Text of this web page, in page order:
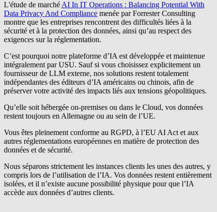
L'étude de marché AI In IT Operations : Balancing Potential With
Data Privacy And Compliance menée par Forrester Consulting
montre que les entreprises rencontrent des difficultés liées à la
sécurité et à la protection des données, ainsi qu’au respect des
exigences sur la réglementation.
C’est pourquoi notre plateforme d’IA est développée et maintenue
intégralement par USU. Sauf si vous choisissez explicitement un
fournisseur de LLM externe, nos solutions restent totalement
indépendantes des éditeurs d’IA américains ou chinois, afin de
préserver votre activité des impacts liés aux tensions géopolitiques.
Qu’elle soit hébergée on-premises ou dans le Cloud, vos données
restent toujours en Allemagne ou au sein de l’UE.
Vous êtes pleinement conforme au RGPD, à l’EU AI Act et aux
autres réglementations européennes en matière de protection des
données et de sécurité.
Nous séparons strictement les instances clients les unes des autres, y
compris lors de l’utilisation de l’IA. Vos données restent entièrement
isolées, et il n’existe aucune possibilité physique pour que l’IA
accède aux données d’autres clients.